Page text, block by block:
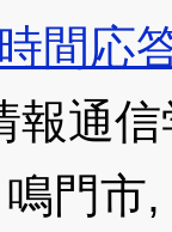
間応
報通
門市